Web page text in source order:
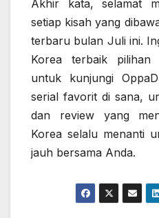
Akhir kata, selamat
setiap kisah yang
terbaru bulan Juli ini.
Korea terbaik
untuk kunjungi
serial favorit di sana,
dan review yang
Korea selalu menanti
jauh bersama Anda.